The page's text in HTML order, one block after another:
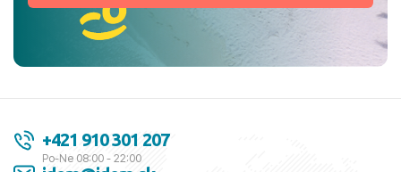
+421 910 301 207
Po-Ne 08:00 - 22:00